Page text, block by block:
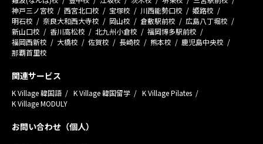
神戸三ノ宮校
西宮北口校 宝塚校 川西能勢口校
姫路校
明石校
奈良大和西大寺校 岡山校 倉敷駅前校
広島八丁堀校
新山口校
香川高松校 北九州小倉校
福岡博多駅前校
福岡西新校
大橋校 佐賀校 長崎校 熊本校
鹿児島中央校
那覇首里校
関連サービス
K Village 韓国語 K Village 韓国留学
K Village Pilates
K Village MODULY
お問い合わせ（個人）